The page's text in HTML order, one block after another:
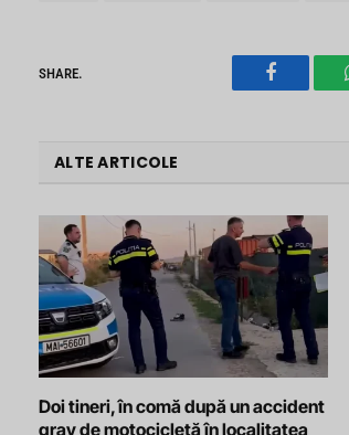
SHARE.
Facebook
ALTE ARTICOLE
Doi tineri, în comă după un accident
grav de motocicletă în localitatea